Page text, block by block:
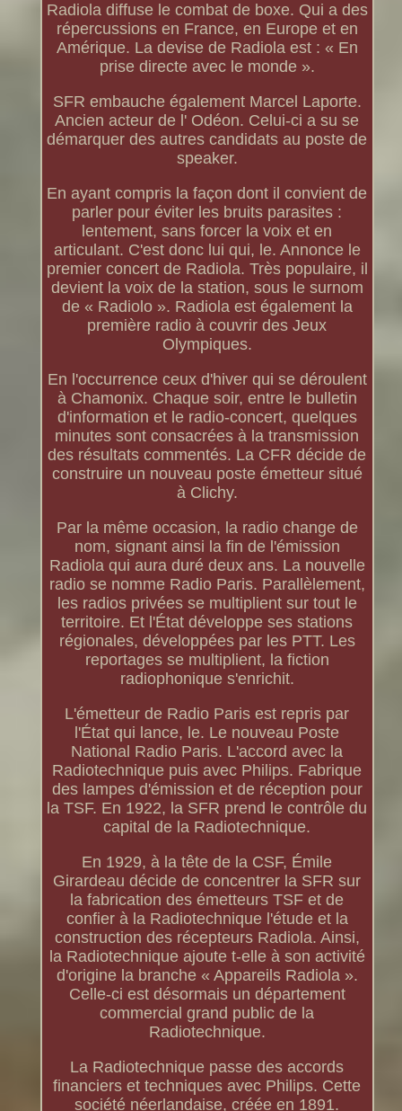
Radiola diffuse le combat de boxe. Qui a des
répercussions en France, en Europe et en
Amérique. La devise de Radiola est : « En
prise directe avec le monde ».
SFR embauche également Marcel Laporte.
Ancien acteur de l' Odéon. Celui-ci a su se
démarquer des autres candidats au poste de
speaker.
En ayant compris la façon dont il convient de
parler pour éviter les bruits parasites :
lentement, sans forcer la voix et en
articulant. C'est donc lui qui, le. Annonce le
premier concert de Radiola. Très populaire, il
devient la voix de la station, sous le surnom
de « Radiolo ». Radiola est également la
première radio à couvrir des Jeux
Olympiques.
En l'occurrence ceux d'hiver qui se déroulent
à Chamonix. Chaque soir, entre le bulletin
d'information et le radio-concert, quelques
minutes sont consacrées à la transmission
des résultats commentés. La CFR décide de
construire un nouveau poste émetteur situé
à Clichy.
Par la même occasion, la radio change de
nom, signant ainsi la fin de l'émission
Radiola qui aura duré deux ans. La nouvelle
radio se nomme Radio Paris. Parallèlement,
les radios privées se multiplient sur tout le
territoire. Et l'État développe ses stations
régionales, développées par les PTT. Les
reportages se multiplient, la fiction
radiophonique s'enrichit.
L'émetteur de Radio Paris est repris par
l'État qui lance, le. Le nouveau Poste
National Radio Paris. L'accord avec la
Radiotechnique puis avec Philips. Fabrique
des lampes d'émission et de réception pour
la TSF. En 1922, la SFR prend le contrôle du
capital de la Radiotechnique.
En 1929, à la tête de la CSF, Émile
Girardeau décide de concentrer la SFR sur
la fabrication des émetteurs TSF et de
confier à la Radiotechnique l'étude et la
construction des récepteurs Radiola. Ainsi,
la Radiotechnique ajoute t-elle à son activité
d'origine la branche « Appareils Radiola ».
Celle-ci est désormais un département
commercial grand public de la
Radiotechnique.
La Radiotechnique passe des accords
financiers et techniques avec Philips. Cette
société néerlandaise, créée en 1891.